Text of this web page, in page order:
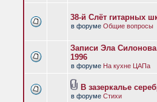
38-й Слёт гитарных
в форуме Общие вопросы
Записи Эла
1996
в форуме На кухне ЦАПа
В зазеркалье
в форуме Стихи